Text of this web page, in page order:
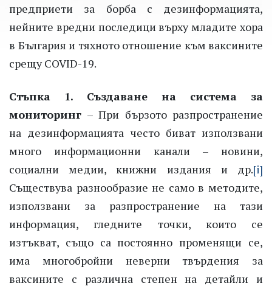
предприети за борба с дезинформацията,
нейните вредни последици върху младите хора
в България и тяхното отношение към ваксините
срещу COVID-19.
Стъпка 1. Създаване на система за
мониторинг – При бързото разпространение
на дезинформацията често биват използвани
много информационни канали – новини,
социални медии, книжни издания и др.[i]
Съществува разнообразие не само в методите,
използвани за разпространение на тази
информация, гледните точки, които се
изтъкват, също са постоянно променящи се,
има многобройни неверни твърдения за
ваксините с различна степен на детайли и